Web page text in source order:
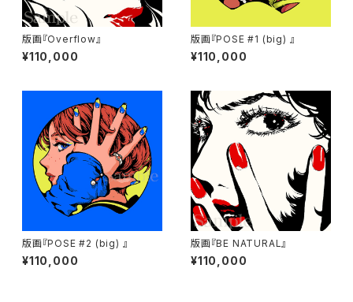
版画『Overflow』
¥110,000
版画『POSE #1 (big) 』
¥110,000
版画『POSE #2 (big) 』
¥110,000
版画『BE NATURAL』
¥110,000